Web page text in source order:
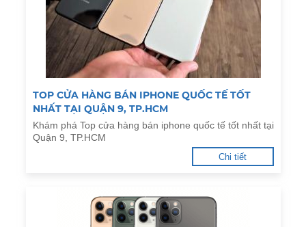
TOP CỬA HÀNG BÁN IPHONE QUỐC TẾ TỐT
NHẤT TẠI QUẬN 9, TP.HCM
Khám phá Top cửa hàng bán iphone quốc tế tốt nhất tại
Quận 9, TP.HCM
Chi tiết